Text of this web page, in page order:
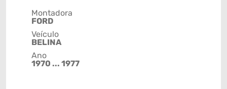
Montadora
FORD
Veículo
BELINA
Ano
1970 ... 1977